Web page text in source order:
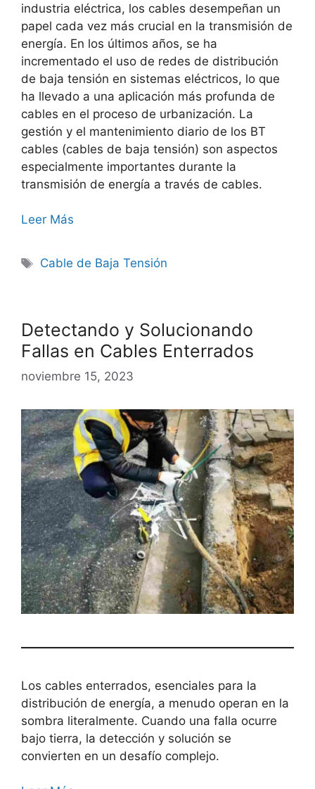
industria eléctrica, los cables desempeñan un
papel cada vez más crucial en la transmisión de
energía. En los últimos años, se ha
incrementado el uso de redes de distribución
de baja tensión en sistemas eléctricos, lo que
ha llevado a una aplicación más profunda de
cables en el proceso de urbanización. La
gestión y el mantenimiento diario de los BT
cables (cables de baja tensión) son aspectos
especialmente importantes durante la
transmisión de energía a través de cables.
Leer Más
Cable de Baja Tensión
Detectando y Solucionando
Fallas en Cables Enterrados
noviembre 15, 2023
Los cables enterrados, esenciales para la
distribución de energía, a menudo operan en la
sombra literalmente. Cuando una falla ocurre
bajo tierra, la detección y solución se
convierten en un desafío complejo.